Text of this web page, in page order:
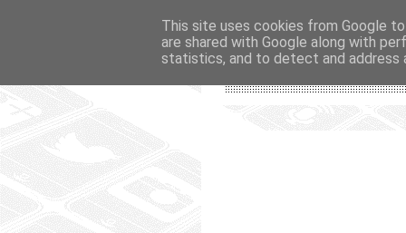
This site uses cookies from Google
are shared with Google along with
statistics, and to detect and address